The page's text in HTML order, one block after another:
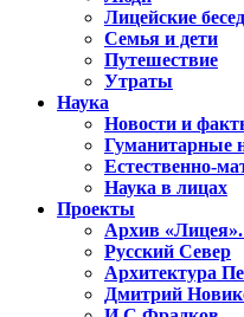
Лицейские
Семья и дети
Путешествие
Утраты
Наука
Новости и
Гуманитарные
Естественно-
Наука в лицах
Проекты
Архив
Русский Север
Архитектура
Дмитрий